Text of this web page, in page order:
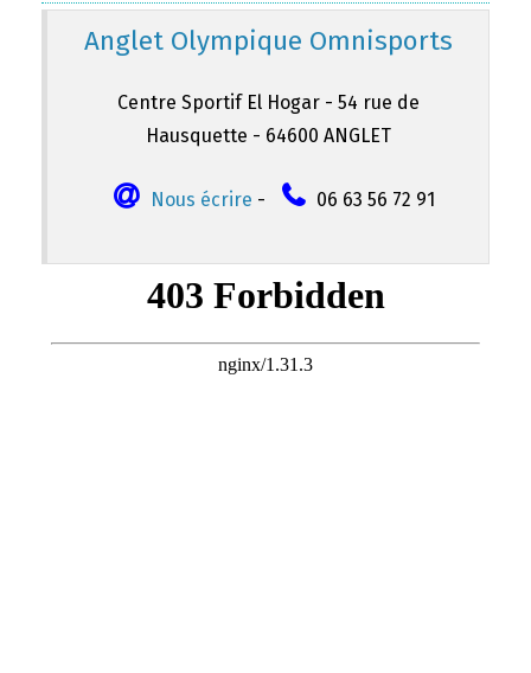
Anglet Olympique Omnisports
Centre Sportif El Hogar - 54 rue de
Hausquette - 64600 ANGLET
Nous écrire - 06 63 56 72 91